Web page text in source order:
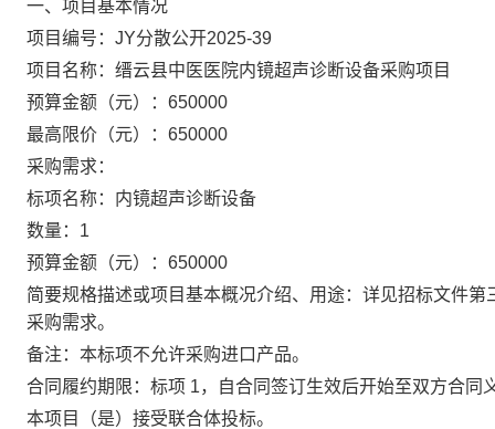
一、项目基本情况
项目编号： JY分散公开2025-39
项目名称： 缙云县中医医院内镜超声诊断设备采购项目
预算金额（元）： 650000
最高限价（元）： 650000
采购需求：
标项名称： 内镜超声诊断设备
数量： 1
预算金额（元）： 650000
简要规格描述或项目基本概况介绍、用途： 详见招标文件第
采购需求。
备注： 本标项不允许采购进口产品。
合同履约期限： 标项 1，自合同签订生效后开始至双方合同
本项目（是）接受联合体投标。